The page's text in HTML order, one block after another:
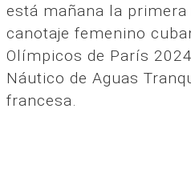
está mañana la
canotaje femenino
Olímpicos de París
Náutico de Aguas
francesa.